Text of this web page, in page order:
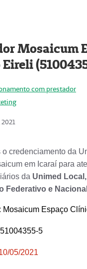
Mosaicum
com prestador
2021
o credenciamento da
em Icaraí para
da Unimed Local,
Federativo e Nacional
Mosaicum Espaço
51004355-5
0/05/2021